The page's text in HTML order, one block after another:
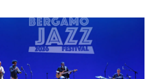
Jazz di luglio 2026 è
in edicola